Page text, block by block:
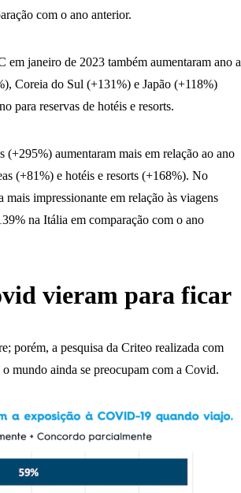
com o ano anterior.
em janeiro de 2023 também aumentaram ano a
Coreia do Sul (+131%) e Japão (+118%)
para reservas de hotéis e resorts.
aumentaram mais em relação ao ano
(+81%) e hotéis e resorts (+168%). No
impressionante em relação às viagens
na Itália em comparação com o ano
vieram para ficar
porém, a pesquisa da Criteo realizada com
mundo ainda se preocupam com a Covid.